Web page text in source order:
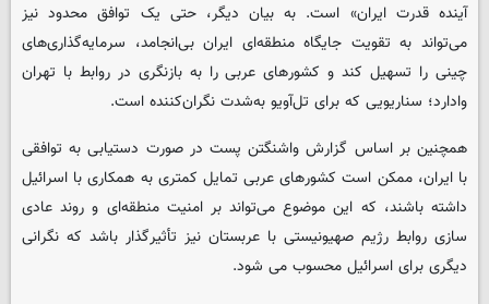
آینده قدرت ایران» است. به بیان دیگر، حتی یک توافق محدود نیز
می‌تواند به تقویت جایگاه منطقه‌ای ایران بی‌انجامد، سرمایه‌گذاری‌های
چینی را تسهیل کند و کشورهای عربی را به بازنگری در روابط با تهران
وادارد؛ سناریویی که برای تل‌آویو به‌شدت نگران‌کننده است.
همچنین بر اساس گزارش واشنگتن پست در صورت دستیابی به توافقی
با ایران، ممکن است کشورهای عربی تمایل کمتری به همکاری با اسرائیل
داشته باشند، که این موضوع می‌تواند بر امنیت منطقه‌ای و روند عادی
سازی روابط رژیم صهیونیستی با عربستان نیز تأثیرگذار باشد که نگرانی
دیگری برای اسرائیل محسوب می شود.